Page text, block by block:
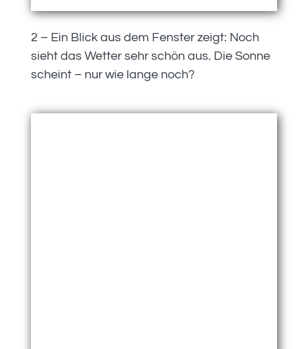
2 – Ein Blick aus dem Fenster zeigt: Noch
sieht das Wetter sehr schön aus. Die Sonne
scheint – nur wie lange noch?